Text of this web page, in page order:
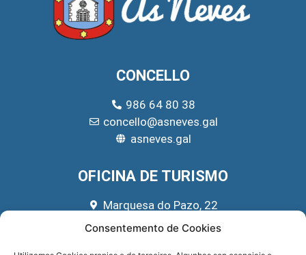
Consentemento de Cookies
CONCELLO
986 64 80 38
concello@asneves.gal
asneves.gal
OFICINA DE TURISMO
Marquesa do Pazo, 22
666 39 45 65